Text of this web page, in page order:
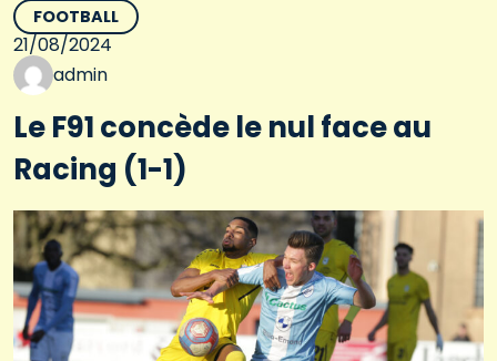
FOOTBALL
21/08/2024
admin
Le F91 concède le nul face au
Racing (1-1)